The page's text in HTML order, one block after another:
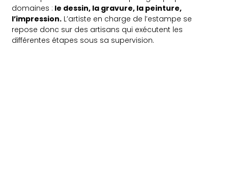
domaines : le dessin, la gravure, la peinture,
l’impression. L’artiste en charge de l’estampe se
repose donc sur des artisans qui exécutent les
différentes étapes sous sa supervision.